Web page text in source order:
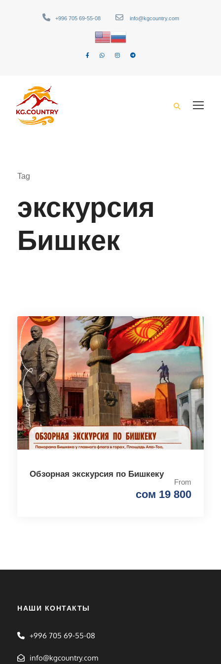
+996 705 69-55-08 info@kgcountry.com
Tag
экскурсия
Бишкек
Обзорная экскурсия по Бишкеку
From
сом 19 800
НАШИ КОНТАКТЫ
+996 705 69-55-08
info@kgcountry.com